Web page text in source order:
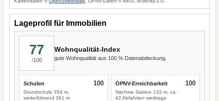
Lageprofil für Immobilien
77
/100
Wohnqualität-Index
gute Wohnqualität aus 100 % Datenabdeckung.
Schulen
Grundschule 354 m,
weiterführend 361 m
100 ÖPNV-Erreichbarkeit
Nächste Station 133 m, ca.
42 Abfahrten werktags
100